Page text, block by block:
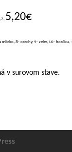
5,20€
8- orechy, 9- zeler, 10-
v surovom stave.